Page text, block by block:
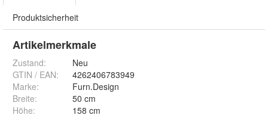
Produktsicherheit
Artikelmerkmale
Zustand:
Neu
GTIN / EAN:
4262406783949
Marke:
Furn.Design
Breite:
50 cm
Höhe:
158 cm